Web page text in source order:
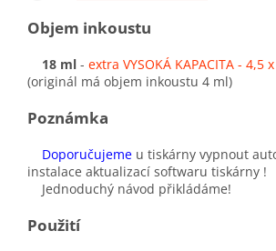
Objem inkoustu
18 ml - extra VYSOKÁ KAPACITA - 4,5
(originál má objem inkoustu 4 ml)
Poznámka
Doporučujeme u tiskárny vypnout
instalace aktualizací softwaru tiskárny !
Jednoduchý návod přikládáme!
Použití